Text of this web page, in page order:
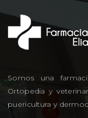
Somos una
Ortopedia y
puericultura y